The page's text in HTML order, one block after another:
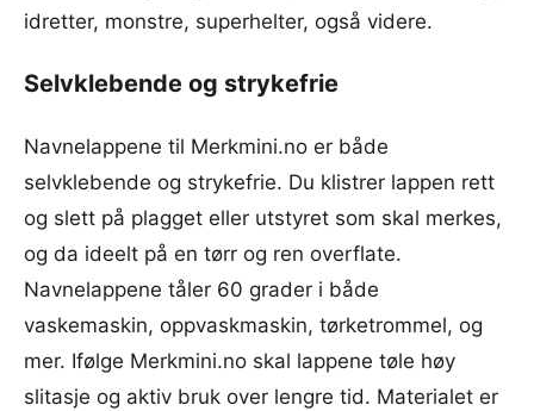
idretter, monstre, superhelter, også videre.
Selvklebende og strykefrie
Navnelappene til Merkmini.no er både
selvklebende og strykefrie. Du klistrer lappen rett
og slett på plagget eller utstyret som skal merkes,
og da ideelt på en tørr og ren overflate.
Navnelappene tåler 60 grader i både
vaskemaskin, oppvaskmaskin, tørketrommel, og
mer. Ifølge Merkmini.no skal lappene tøle høy
slitasje og aktiv bruk over lengre tid. Materialet er